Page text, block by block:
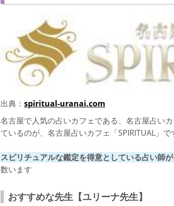
出典： spiritual-uranai.com
名古屋で人気の占いカフェである、名古屋占い
ているのが、名古屋占いカフェ「SPIRITUAL」で
スピリチュアルな鑑定を得意としている占い師
数います
おすすめな先生【ユリーナ先生】